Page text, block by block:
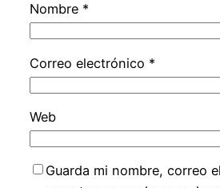
Nombre *
Correo electrónico *
Web
Guarda mi nombre, correo